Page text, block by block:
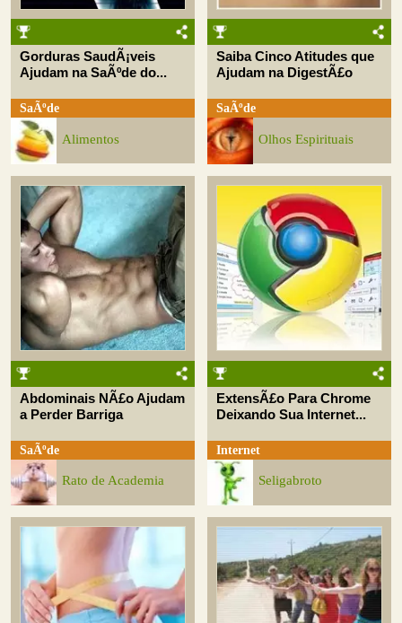
Gorduras SaudÃ¡veis
Ajudam na SaÃºde do...
SaÃºde
Alimentos
Saiba Cinco Atitudes que
Ajudam na DigestÃ£o
SaÃºde
Olhos Espirituais
Abdominais NÃ£o Ajudam
a Perder Barriga
SaÃºde
Rato de Academia
ExtensÃ£o Para Chrome
Deixando Sua Internet...
Internet
Seligabroto